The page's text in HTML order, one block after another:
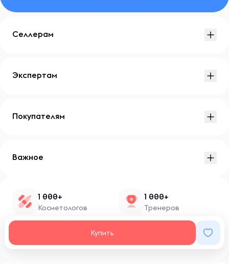
Купить
Селлерам
Экспертам
Покупателям
Важное
1 000+
Косметологов
1 000+
Тренеров